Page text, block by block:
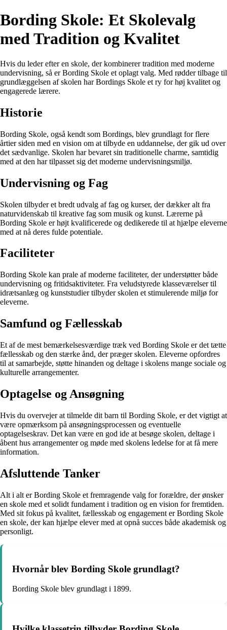
Bording Skole: Et Skolevalg
med Tradition og Kvalitet
Hvis du leder efter en skole, der kombinerer tradition med moderne
undervisning, så er Bording Skole et oplagt valg. Med rødder tilbage til
grundlæggelsen af skolen har Bordings Skole et ry for høj kvalitet og
engagerede lærere.
Historie
Bording Skole, også kendt som Bordings, blev grundlagt for flere
årtier siden med en vision om at tilbyde en uddannelse, der gik ud over
det sædvanlige. Skolen har bevaret sin traditionelle charme, samtidig
med at den har tilpasset sig det moderne undervisningsmiljø.
Undervisning og Fag
Skolen tilbyder et bredt udvalg af fag og kurser, der dækker alt fra
naturvidenskab til kreative fag som musik og kunst. Lærerne på
Bording Skole er højt kvalificerede og dedikerede til at hjælpe eleverne
med at nå deres fulde potentiale.
Faciliteter
Bording Skole kan prale af moderne faciliteter, der understøtter både
undervisning og fritidsaktiviteter. Fra veludstyrede klasseværelser til
idrætsanlæg og kunststudier tilbyder skolen et stimulerende miljø for
eleverne.
Samfund og Fællesskab
Et af de mest bemærkelsesværdige træk ved Bording Skole er det tætte
fællesskab og den stærke ånd, der præger skolen. Eleverne opfordres
til at samarbejde, støtte hinanden og deltage i skolens mange sociale og
kulturelle arrangementer.
Optagelse og Ansøgning
Hvis du overvejer at tilmelde dit barn til Bording Skole, er det vigtigt at
være opmærksom på ansøgningsprocessen og eventuelle
optagelseskrav. Det kan være en god ide at besøge skolen, deltage i
åbent hus arrangementer og møde med skolens ledelse for at få mere
information.
Afsluttende Tanker
Alt i alt er Bording Skole et fremragende valg for forældre, der ønsker
en skole med et solidt fundament i tradition og en vision for fremtiden.
Med sit fokus på kvalitet, fællesskab og engagement er Bording Skole
en skole, der kan hjælpe elever med at opnå succes både akademisk og
personligt.
Hvornår blev Bording Skole grundlagt?
Bording Skole blev grundlagt i 1899.